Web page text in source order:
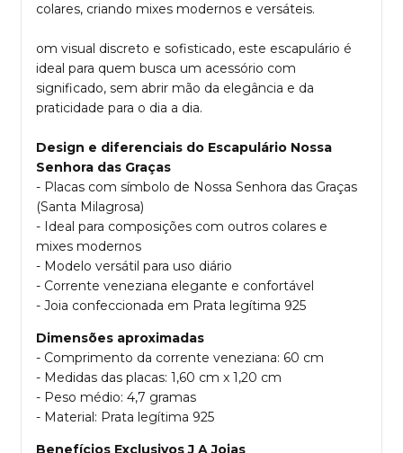
colares, criando mixes modernos e versáteis.
om visual discreto e sofisticado, este escapulário é
ideal para quem busca um acessório com
significado, sem abrir mão da elegância e da
praticidade para o dia a dia.
Design e diferenciais do Escapulário Nossa
Senhora das Graças
- Placas com símbolo de Nossa Senhora das Graças
(Santa Milagrosa)
- Ideal para composições com outros colares e
mixes modernos
- Modelo versátil para uso diário
- Corrente veneziana elegante e confortável
- Joia confeccionada em Prata legítima 925
Dimensões aproximadas
- Comprimento da corrente veneziana: 60 cm
- Medidas das placas: 1,60 cm x 1,20 cm
- Peso médio: 4,7 gramas
- Material: Prata legítima 925
Benefícios Exclusivos J A Joias